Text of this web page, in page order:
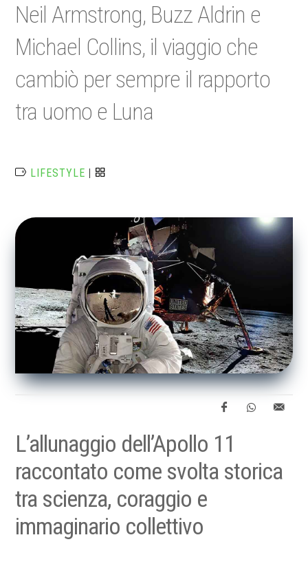
Neil Armstrong, Buzz Aldrin e
Michael Collins, il viaggio che
cambiò per sempre il rapporto
tra uomo e Luna
LIFESTYLE |
L’allunaggio dell’Apollo 11
raccontato come svolta storica
tra scienza, coraggio e
immaginario collettivo